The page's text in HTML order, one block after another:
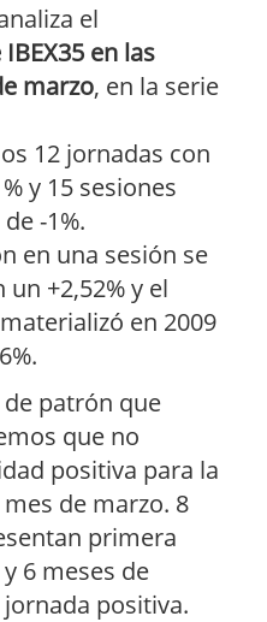
el
en las
marzo, en la serie
12 jornadas con
y 15 sesiones
-1%.
en una sesión se
+2,52% y el
en 2009
patrón que
que no
positiva para la
de marzo. 8
primera
6 meses de
positiva.